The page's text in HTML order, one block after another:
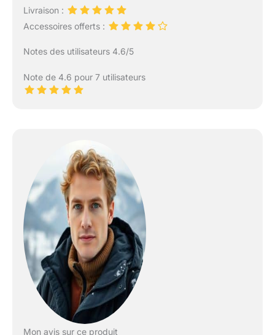
Livraison :
Accessoires offerts :
Notes des utilisateurs 4.6/5
Note de 4.6 pour 7 utilisateurs
Mon avis sur ce produit